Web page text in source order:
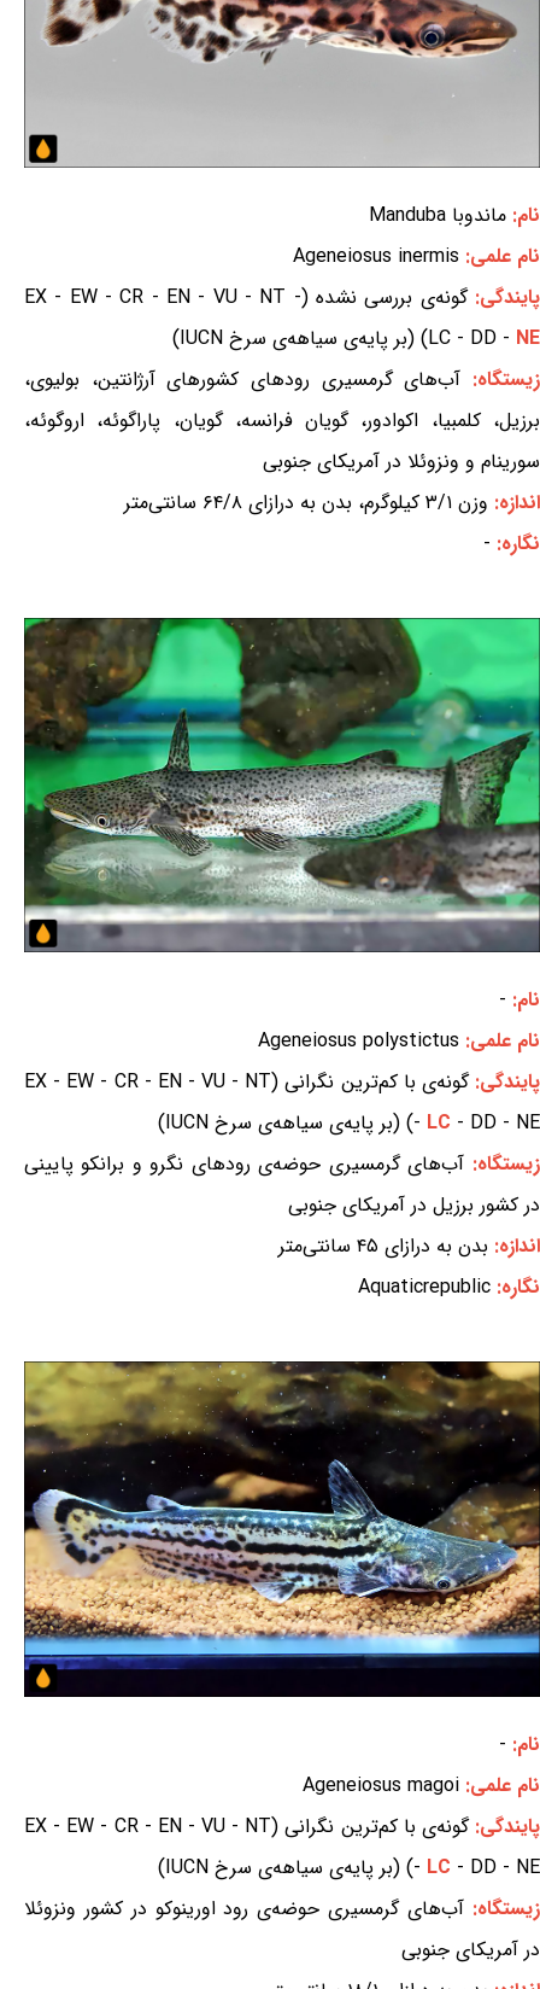
نام: ماندوبا Manduba
نام علمی: Ageneiosus inermis
پایندگی:
گونه‌ی بررسی نشده (EX - EW - CR - EN - VU - NT -
LC - DD - NE
) (بر پایه‌ی سیاهه‌ی سرخ IUCN)
زیستگاه: آب‌های گرمسیری رودهای کشورهای آرژانتین، بولیوی،
برزیل، کلمبیا، اکوادور، گویان فرانسه، گویان، پاراگوئه، اروگوئه،
سورینام و ونزوئلا در آمریکای جنوبی
اندازه: وزن ۳/۱ کیلوگرم، بدن به درازای ۶۴/۸ سانتی‌متر
نگاره: -
نام: -
نام علمی: Ageneiosus polystictus
پایندگی:
گونه‌ی با کم‌ترین نگرانی (EX - EW - CR - EN - VU - NT
- LC - DD - NE) (بر پایه‌ی سیاهه‌ی سرخ IUCN)
زیستگاه: آب‌های گرمسیری حوضه‌ی رودهای نگرو و برانکو پایینی
در کشور برزیل در آمریکای جنوبی
اندازه: بدن به درازای ۴۵ سانتی‌متر
نگاره: Aquaticrepublic
نام: -
نام علمی: Ageneiosus magoi
پایندگی:
گونه‌ی با کم‌ترین نگرانی (EX - EW - CR - EN - VU - NT
- LC - DD - NE) (بر پایه‌ی سیاهه‌ی سرخ IUCN)
زیستگاه: آب‌های گرمسیری حوضه‌ی رود اورینوکو در کشور ونزوئلا
در آمریکای جنوبی